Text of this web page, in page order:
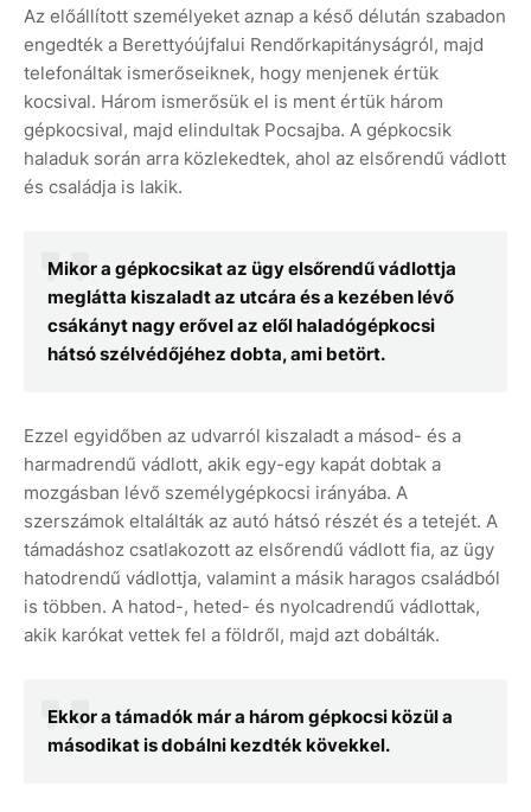
Az előállított személyeket aznap a késő délután szabadon
engedték a Berettyóújfalui Rendőrkapitányságról, majd
telefonáltak ismerőseiknek, hogy menjenek értük
kocsival. Három ismerősük el is ment értük három
gépkocsival, majd elindultak Pocsajba. A gépkocsik
haladuk során arra közlekedtek, ahol az elsőrendű vádlott
és családja is lakik.
Mikor a gépkocsikat az ügy elsőrendű vádlottja
meglátta kiszaladt az utcára és a kezében lévő
csákányt nagy erővel az elől haladógépkocsi
hátsó szélvédőjéhez dobta, ami betört.
Ezzel egyidőben az udvarról kiszaladt a másod- és a
harmadrendű vádlott, akik egy-egy kapát dobtak a
mozgásban lévő személygépkocsi irányába. A
szerszámok eltalálták az autó hátsó részét és a tetejét. A
támadáshoz csatlakozott az elsőrendű vádlott fia, az ügy
hatodrendű vádlottja, valamint a másik haragos családból
is többen. A hatod-, heted- és nyolcadrendű vádlottak,
akik karókat vettek fel a földről, majd azt dobálták.
Ekkor a támadók már a három gépkocsi közül a
másodikat is dobálni kezdték kövekkel.